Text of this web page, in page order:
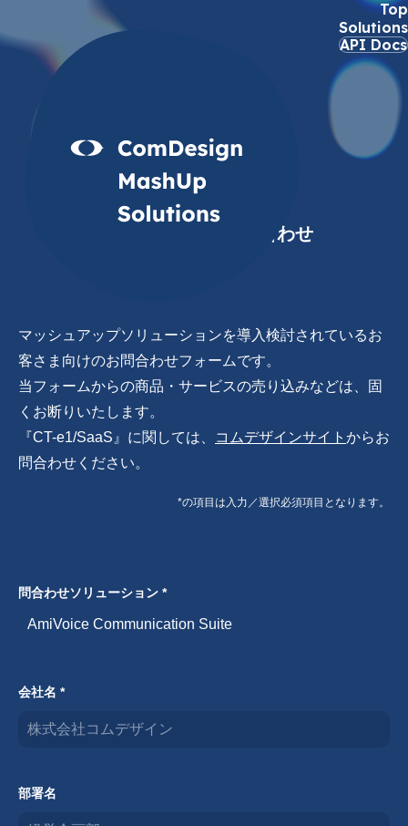
Top
Solutions
API Docs
Contact
ソリューションお問合わせ
マッシュアップソリューションを導入検討されているお
客さま向けのお問合わせフォームです。
当フォームからの商品・サービスの売り込みなどは、固
くお断りいたします。
『CT-e1/SaaS』に関しては、
コムデザインサイト からお
問合わせください。
*の項目は入力／選択必須項目となります。
問合わせソリューション *
AmiVoice Communication Suite
会社名 *
部署名